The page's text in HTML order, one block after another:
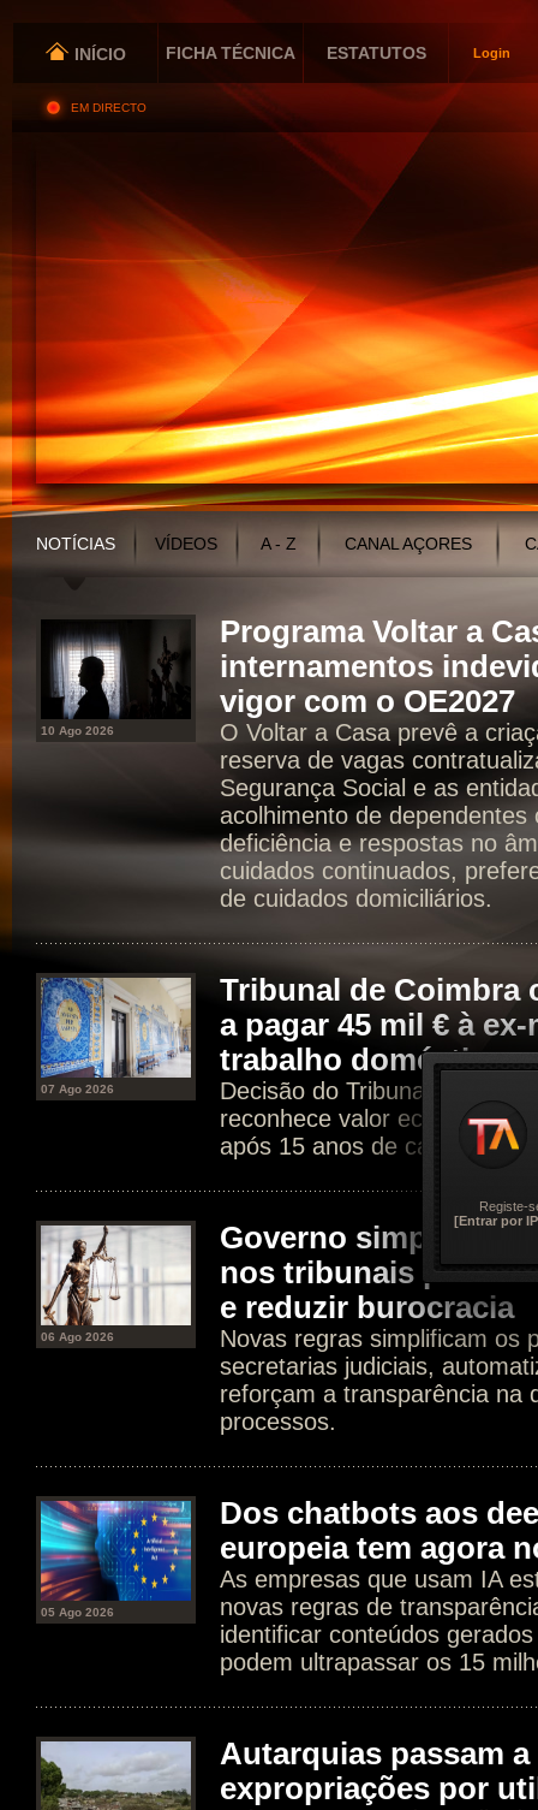
INÍCIO FICHA TÉCNICA ESTATUTOS Login
EM DIRECTO
NOTÍCIAS VÍDEOS A - Z CANAL AÇORES
10 Ago 2026
Programa Voltar a
internamentos
vigor com o OE2027
O Voltar a Casa prevê a
reserva de vagas
Segurança Social e as
acolhimento de dependentes
deficiência e respostas no
cuidados continuados,
de cuidados domiciliários.
07 Ago 2026
Tribunal de Coimbra
a pagar 45 mil € à
trabalho doméstico
Decisão do Tribunal da
reconhece valor económico
após 15 anos de casamento
06 Ago 2026
Governo simplifica
nos tribunais para
e reduzir burocracia
Novas regras simplificam os
secretarias judiciais,
reforçam a transparência na
processos.
05 Ago 2026
Dos chatbots aos
europeia tem agora
As empresas que usam IA
novas regras de
identificar conteúdos
podem ultrapassar os 15
Autarquias passam
expropriações por
Registe-
[Entrar por